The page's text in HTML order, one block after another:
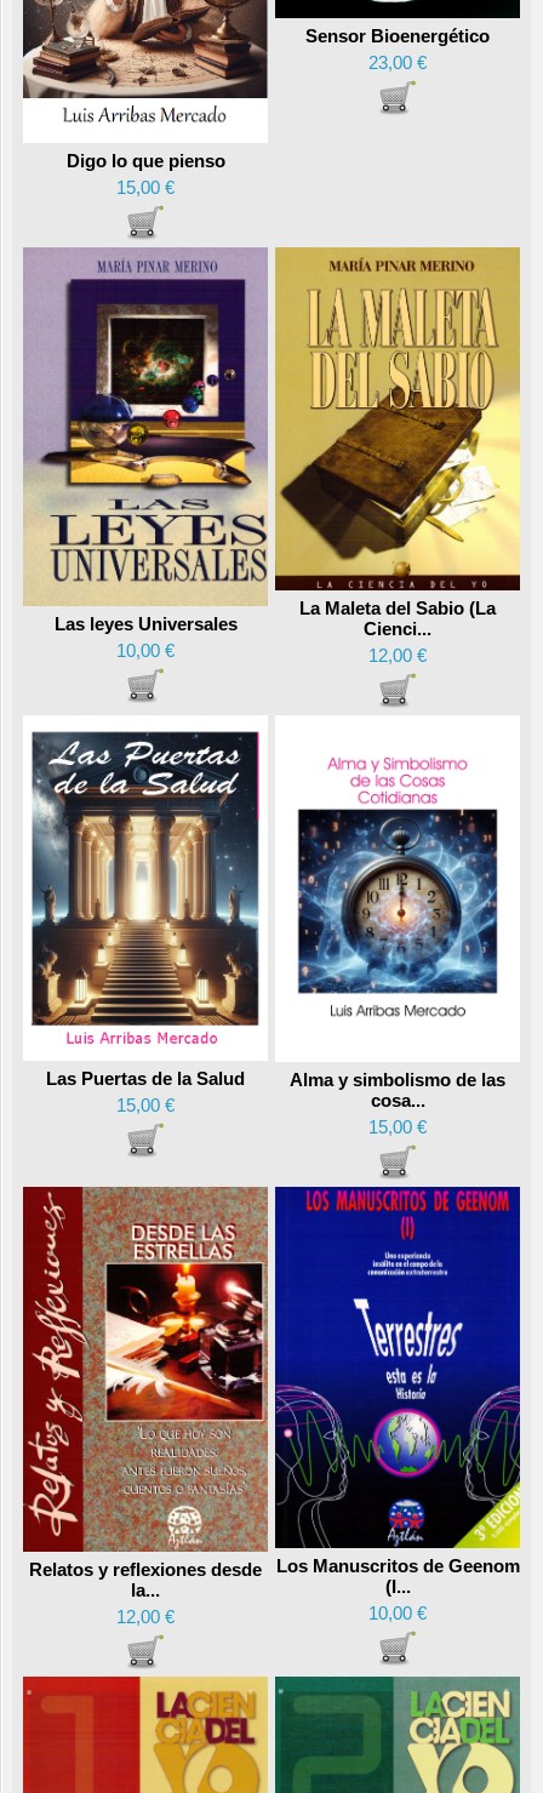
Digo lo que pienso
15,00 €
Sensor Bioenergético
23,00 €
Las leyes Universales
10,00 €
La Maleta del Sabio (La
Cienci...
12,00 €
Las Puertas de la Salud
15,00 €
Alma y simbolismo de las
cosa...
15,00 €
Relatos y reflexiones desde
la...
12,00 €
Los Manuscritos de Geenom
(I...
10,00 €